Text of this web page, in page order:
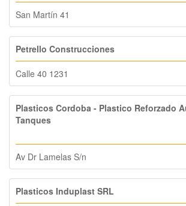
San Martín 41
Petrello Construcciones
Calle 40 1231
Plasticos Cordoba - Plastico Reforzado
Tanques
Av Dr Lamelas S/n
Plasticos Induplast SRL